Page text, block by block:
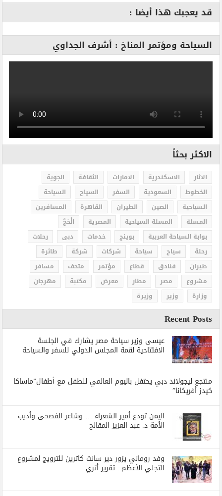
قد يعجبك هذا أيضا :
السياحة ومؤتمر المناخ : أشرف الجداوي
الاكثر بحثاً
الاثار الاسكندرية الامارات الثقافة
الجوية
الخطوط
السعودية السفر السياح
السياحة
السياحية
الصين الطيران القاهرة
المسافرين
المسلة
المسلة السياحية المصرية
الْحَجُّ
بوابة السياحة العربية
بوينج خدمات دبى
رحلات
رحلة
سياح سياحة شركات شركة
طائرة
طيران
فنادق قطاع مؤتمر متحف
مسافر
مشروع
مصر مطار معرض مكتبة
مهرجان
وزارة
وزير وزيرة
Recent Posts
عيسى وزير سياحة مصر يشارك في الجلسة
الافتتاحية لقمة المجلس الدولي للسفر والسياحة
منتجع ليجولاند دبي يحتفل باليوم العالمي للطفل مع أطفال”ماساكا
كيدز أفريكانا”
اليمن تودع أمير الشعراء … وشاعر الفصحى وأديب
الأمة د. عبد العزيز المقالح
وفد روماني يزور دير سانت كاترين للترويج لمشروع
التجلي الأعظم.. تقرير أثري